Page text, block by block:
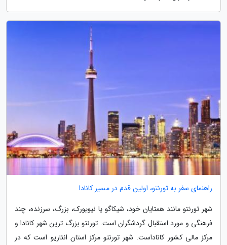
راهنمای سفر به تورنتو، اولین قدم در مسیر کانادا
شهر تورنتو مانند همتایان خود، شیکاگو یا نیویورک، بزرگ، سرزنده، چند
فرهنگی و مورد استقبال گردشگران است. تورنتو بزرگ ترین شهر کانادا و
مرکز مالی کشور کاناداست. شهر تورنتو مرکز استان انتاریو است که در